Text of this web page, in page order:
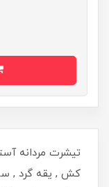
تیشرت مردانه